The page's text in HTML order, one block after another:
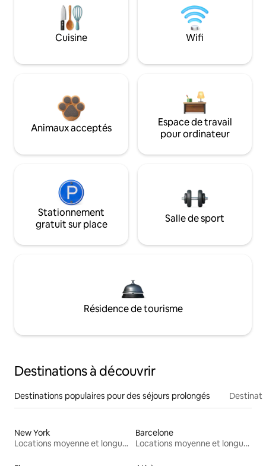
Cuisine Wifi
Animaux acceptés
Espace de travail
pour ordinateur
Stationnement
gratuit sur place
Salle de sport
Résidence de tourisme
Destinations à découvrir
Destinations populaires pour des séjours prolongés
New York
Locations moyenne et longue durée
Barcelone
Locations moyenne et longue durée